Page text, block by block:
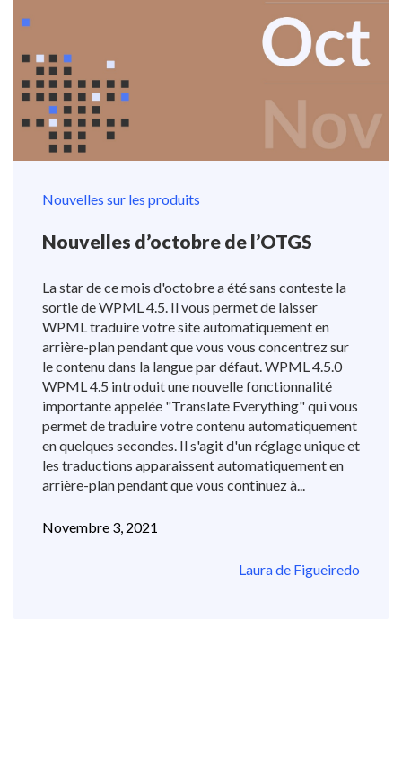
Nouvelles sur les produits
Nouvelles d’octobre de l’OTGS
La star de ce mois d'octobre a été sans conteste la
sortie de WPML 4.5. Il vous permet de laisser
WPML traduire votre site automatiquement en
arrière-plan pendant que vous vous concentrez sur
le contenu dans la langue par défaut. WPML 4.5.0
WPML 4.5 introduit une nouvelle fonctionnalité
importante appelée "Translate Everything" qui vous
permet de traduire votre contenu automatiquement
en quelques secondes. Il s'agit d'un réglage unique et
les traductions apparaissent automatiquement en
arrière-plan pendant que vous continuez à...
Novembre 3, 2021
Laura de Figueiredo